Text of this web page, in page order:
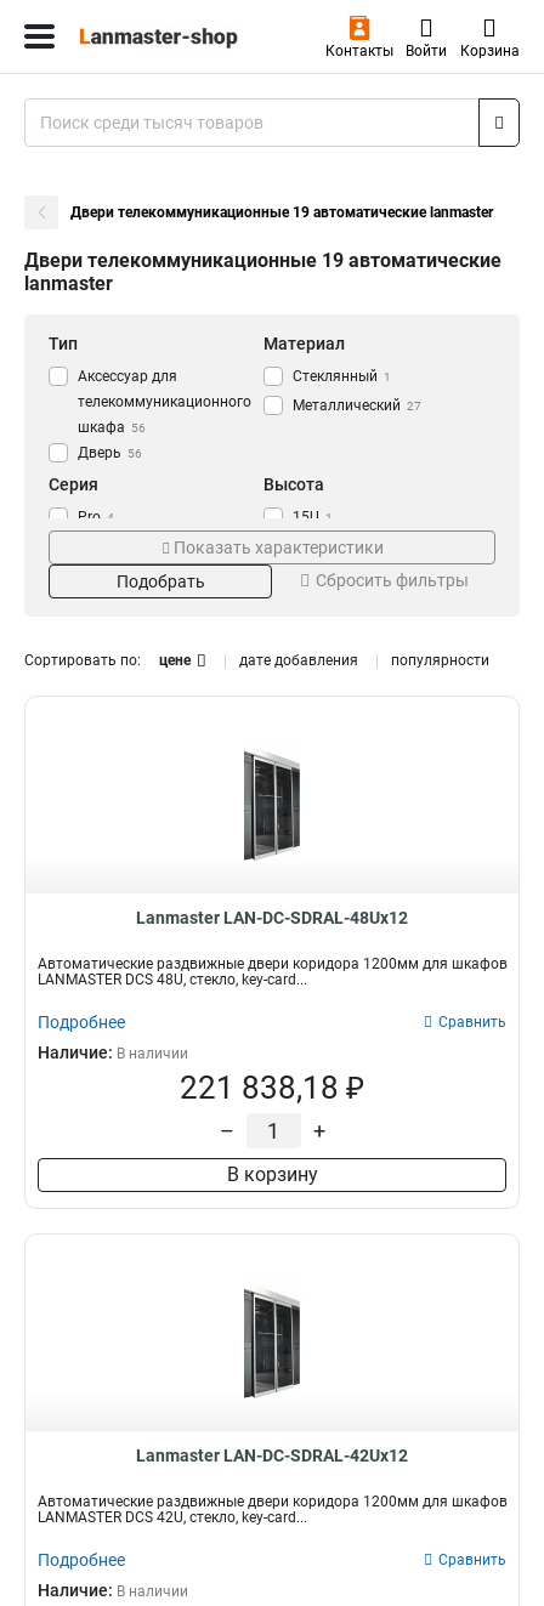
Контакты Войти Корзина
Двери телекоммуникационные 19 автоматические lanmaster
Двери телекоммуникационные 19 автоматические
lanmaster
Тип
Аксессуар для
телекоммуникационного
шкафа
56
Дверь 56
Материал
Стеклянный 1
Металлический 27
Серия
Pro 4
Business 24
Высота
15U 1
12U 2
32U 1
37U 3
Ширина мм
1200 10
Размер мм
600x450 4
Цвет
Автоматический 2
Перфорированный 6
Передний
Задний 37
Показать характеристики
Подобрать
Сбросить фильтры
Сортировать по: цене дате добавления популярности
Lanmaster LAN-DC-SDRAL-48Ux12
Автоматические раздвижные двери коридора 1200мм для шкафов
LANMASTER DCS 48U, стекло, key-card...
Подробнее Сравнить
Наличие: В наличии
221 838,18 ₽
– +
В корзину
Lanmaster LAN-DC-SDRAL-42Ux12
Автоматические раздвижные двери коридора 1200мм для шкафов
LANMASTER DCS 42U, стекло, key-card...
Подробнее Сравнить
Наличие: В наличии